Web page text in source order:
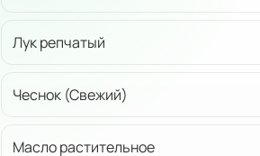
Лук репчатый
Чеснок (Свежий)
Масло растительное